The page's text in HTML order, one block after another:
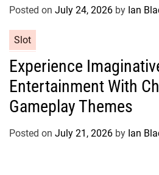
r
s
Posted on July 24, 2026 by Ian
a
e
g
o
r
Slot
Experience
Entertainment With
Gameplay Themes
Posted on July 21, 2026 by Ian